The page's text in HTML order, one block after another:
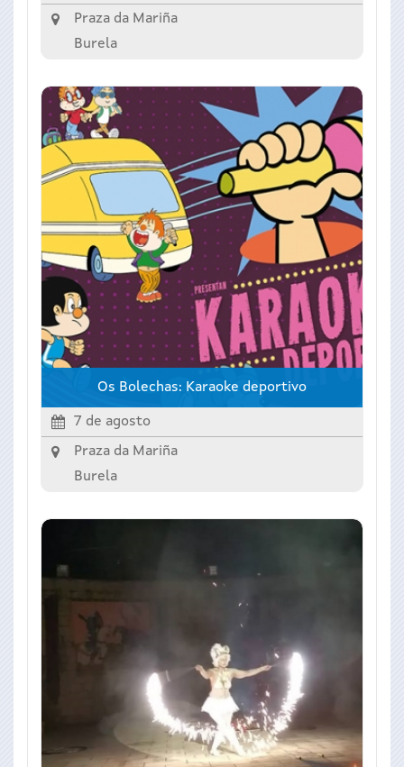
Praza da Mariña
Burela
Os Bolechas: Karaoke deportivo
7 de agosto
Praza da Mariña
Burela